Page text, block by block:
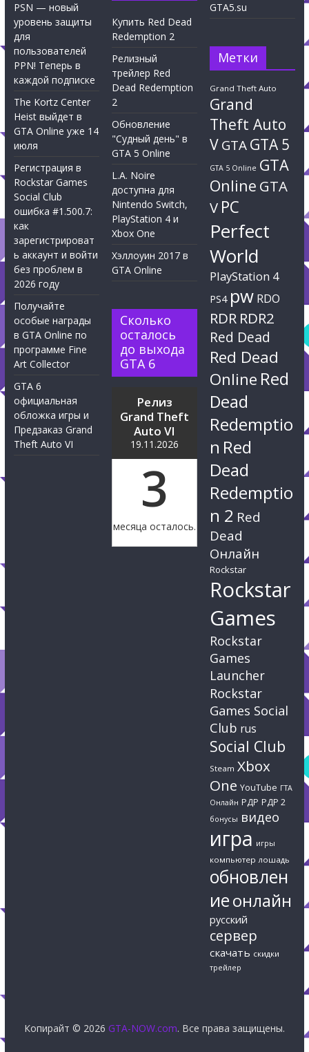
PSN — новый
уровень защиты
для
пользователей
PPN! Теперь в
каждой подписке
The Kortz Center
Heist выйдет в
GTA Online уже 14
июля
Регистрация в
Rockstar Games
Social Club
ошибка #1.500.7:
как
зарегистрироват
ь аккаунт и войти
без проблем в
2026 году
Получайте
особые награды
в GTA Online по
программе Fine
Art Collector
GTA 6
официальная
обложка игры и
Предзаказ Grand
Theft Auto VI
Купить Red Dead
Redemption 2
Релизный
трейлер Red
Dead Redemption
2
Обновление
"Судный день" в
GTA 5 Online
L.A. Noire
доступна для
Nintendo Switch,
PlayStation 4 и
Xbox One
Хэллоуин 2017 в
GTA Online
Сколько
осталось
до выхода
GTA 6
Релиз
Grand Theft
Auto VI
19.11.2026
3
месяца осталось.
GTA5.su
Метки
Grand Theft Auto
Grand
Theft Auto
VGTAGTA 5
GTA 5 Online GTA
Online GTA
V PC
Perfect
World
PlayStation 4
PS4 pw RDO
RDR RDR2
Red Dead
Red Dead
Online Red
Dead
Redemptio
n Red
Dead
Redemptio
n 2 Red
Dead
Онлайн
Rockstar
Rockstar
Games
Rockstar
Games
Launcher
Rockstar
Games Social
Club rus
Social Club
Steam Xbox
One YouTube ГТА
Онлайн РДР РДР 2
бонусы видео
игра игры
компьютер лошадь
обновлен
иеонлайн
русский
сервер
скачать скидки
трейлер
Копирайт © 2026 GTA-NOW.com. Все права защищены.